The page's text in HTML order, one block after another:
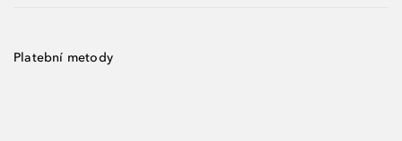
Platební metody